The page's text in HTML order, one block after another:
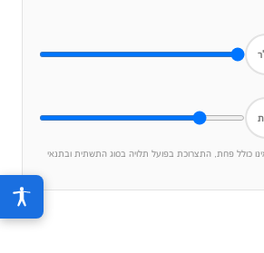
כולל פחת, התצרוכת בפועל תלויה בסוג התשתית ובתנאי